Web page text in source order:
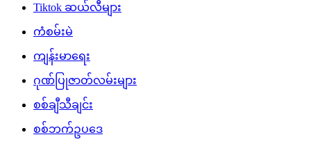
Tiktok ဆယ်လီများ
ကံစမ်းမဲ
ကျန်းမာရေး
ဂုဏ်ပြုဇာတ်လမ်းများ
စစ်ချီသီချင်း
စစ်ဘက်ဥပဒေ